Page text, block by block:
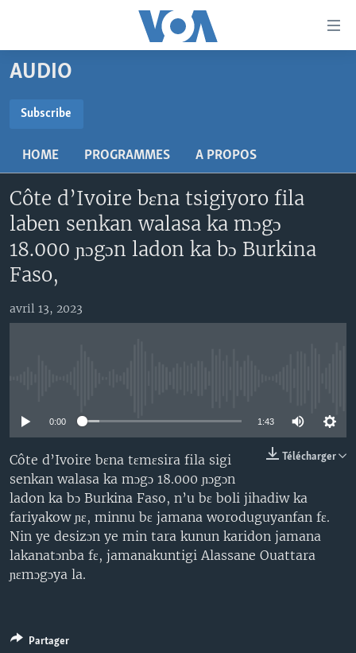
Menu
principal
navigation
principale
Retour
recherche
MALI KURA
RADIO
AN BA FO!
FARAFINA FOLI
SUIVEZ-NOUS
AUDIO
Subscribe
HOME PROGRAMMES A PROPOS
Côte d’Ivoire bɛna tsigiyoro fila
laben senkan walasa ka mɔgɔ
18.000 ɲɔgɔn ladon ka bɔ Burkina
Faso,
avril 13, 2023
0:00 1:43
Télécharger
Côte d’Ivoire bɛna tɛmɛsira fila sigi
senkan walasa ka mɔgɔ 18.000 ɲɔgɔn
ladon ka bɔ Burkina Faso, n’u bɛ boli jihadiw ka
fariyakow ɲɛ, minnu bɛ jamana woroduguyanfan fɛ.
Nin ye desizɔn ye min tara kunun karidon jamana
lakanatɔnba fɛ, jamanakuntigi Alassane Ouattara
ɲɛmɔgɔya la.
Partager